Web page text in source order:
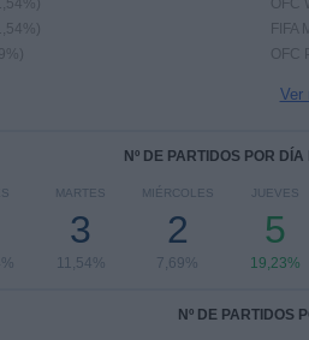
Ver
Nº DE PARTIDOS POR
MARTES
3
11,54%
MIÉRCOLES
2
7,69%
JUEVES
5
19,23%
Nº DE PARTIDOS